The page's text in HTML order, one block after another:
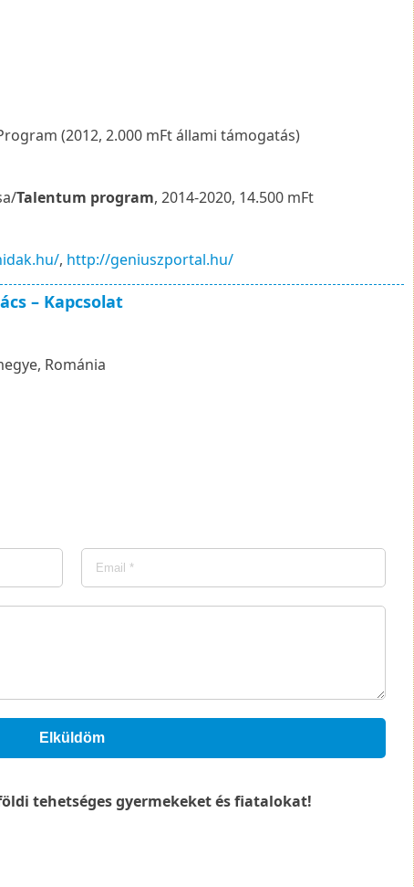
(2012, 2.000 mFt állami támogatás)
Talentum program, 2014-2020, 14.500 mFt
, http://geniuszportal.hu/
– Kapcsolat
Románia
Elküldöm
tehetséges gyermekeket és fiatalokat!